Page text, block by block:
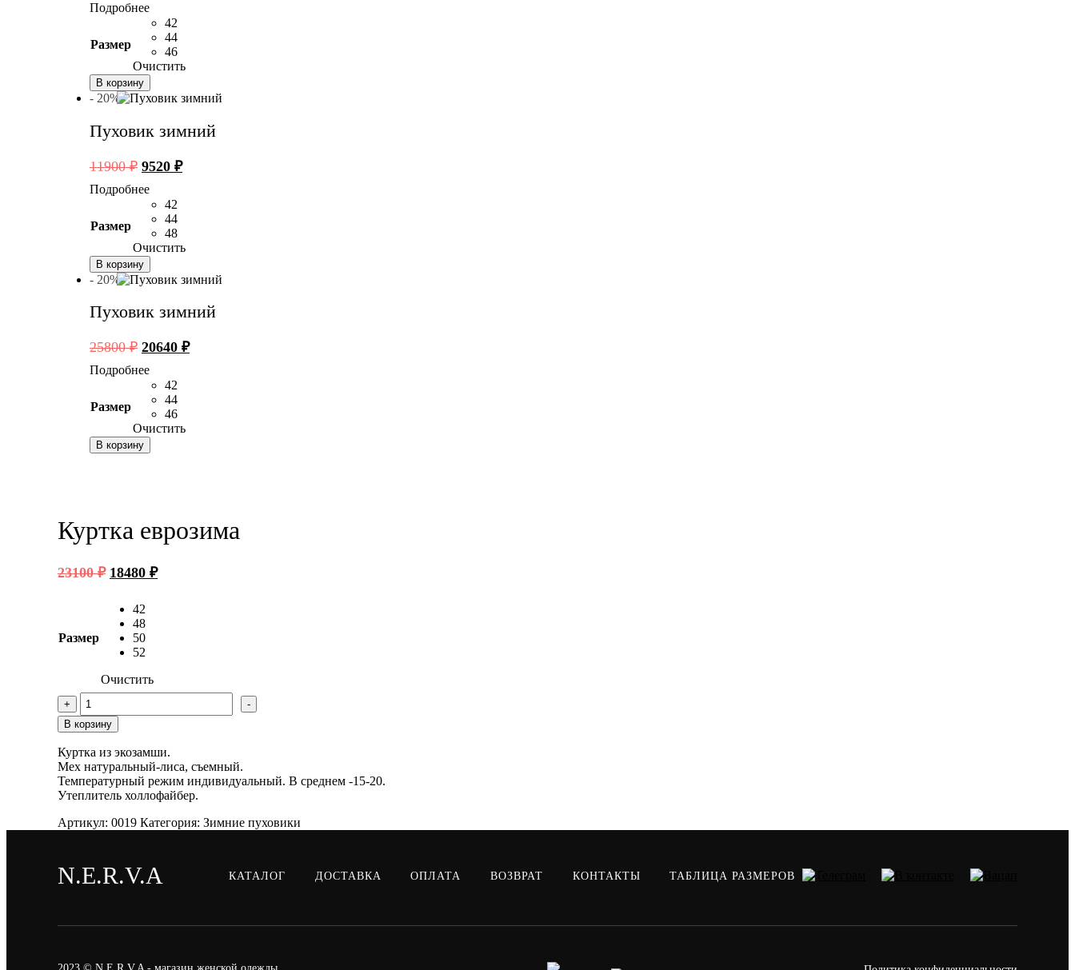
Куртка еврозима
23100₽ Первоначальная
составляла
23100 ₽.
18480 ₽Текущая
Размер
42
48
50
52
Очистить
+
Количество
товара
Куртка
еврозима
-
В корзину
Куртка из экозамши.
Мех натуральный-лиса, съемный.
Температурный режим индивидуальный. В среднем -15-20.
Утеплитель холлофайбер.
Артикул: 0019 Категория: Зимние пуховики
составляла
26200 ₽.
Подробнее
Размер
42
44
46
Очистить
В корзину
- 20%
Пуховик зимний
11900₽ Первоначальная
составляла
11900 ₽.
9520 ₽Текущая
Подробнее
Размер
42
44
48
Очистить
В корзину
- 20%
Пуховик зимний
25800₽ Первоначальная
составляла
25800 ₽.
20640 ₽Текущая
Подробнее
Размер
42
44
46
Очистить
В корзину
N.E.R.V.A КАТАЛОГ ДОСТАВКА ОПЛАТА ВОЗВРАТ КОНТАКТЫ ТАБЛИЦА РАЗМЕРОВ